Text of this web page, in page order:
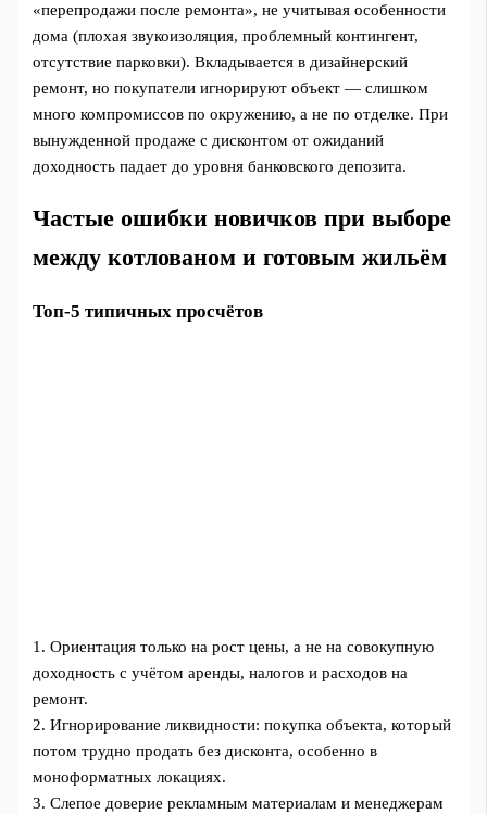
«перепродажи после ремонта», не учитывая особенности
дома (плохая звукоизоляция, проблемный контингент,
отсутствие парковки). Вкладывается в дизайнерский
ремонт, но покупатели игнорируют объект — слишком
много компромиссов по окружению, а не по отделке. При
вынужденной продаже с дисконтом от ожиданий
доходность падает до уровня банковского депозита.
Частые ошибки новичков при выборе
между котлованом и готовым жильём
Топ-5 типичных просчётов
1. Ориентация только на рост цены, а не на совокупную
доходность с учётом аренды, налогов и расходов на
ремонт.
2. Игнорирование ликвидности: покупка объекта, который
потом трудно продать без дисконта, особенно в
моноформатных локациях.
3. Слепое доверие рекламным материалам и менеджерам